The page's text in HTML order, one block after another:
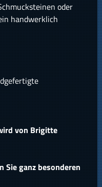
oder
handwerklich
von Brigitte
Sie ganz besonderen